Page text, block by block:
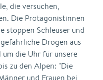
die versuchen,
Die Protagonistinnen
stoppen Schleuser und
Drogen aus
die Uhr für unsere
zu den Alpen: "Die
und Frauen bei